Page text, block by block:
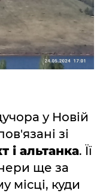
у Новій
зі
і альтанка. Її
ще за
місці, куди